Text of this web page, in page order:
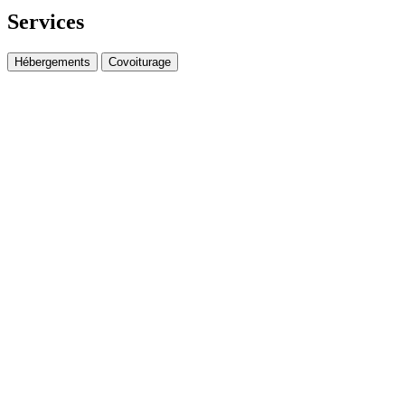
Services
Hébergements Covoiturage